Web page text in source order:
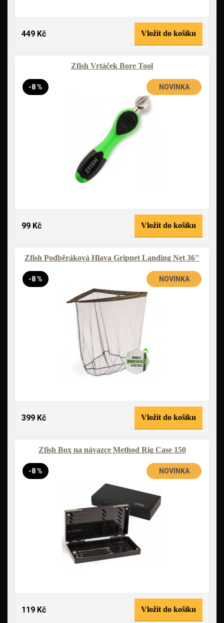
449 Kč Vložit do košíku
Zfish Vrtáček Bore Tool
-8 % NOVINKA
99 Kč Vložit do košíku
Zfish Podběráková Hlava Gripnet Landing Net 36"
-8 % NOVINKA
399 Kč Vložit do košíku
Zfish Box na návazce Method Rig Case 150
-8 % NOVINKA
119 Kč Vložit do košíku